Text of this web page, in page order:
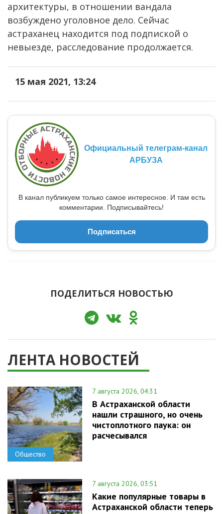
архитектуры, в отношении вандала
возбуждено уголовное дело. Сейчас
астраханец находится под подпиской о
невыезде, расследование продолжается.
15 мая 2021, 13:24
Официальный телеграм-канал
АРБУЗА
В канал публикуем только самое интересное. И там есть
комментарии. Подписывайтесь!
Подписаться
ПОДЕЛИТЬСЯ НОВОСТЬЮ
ЛЕНТА НОВОСТЕЙ
Общество
7 августа 2026, 04:31
В Астраханской области
нашли страшного, но очень
чистоплотного паука: он
расчесывался
7 августа 2026, 03:51
Какие популярные товары в
Астраханской области теперь